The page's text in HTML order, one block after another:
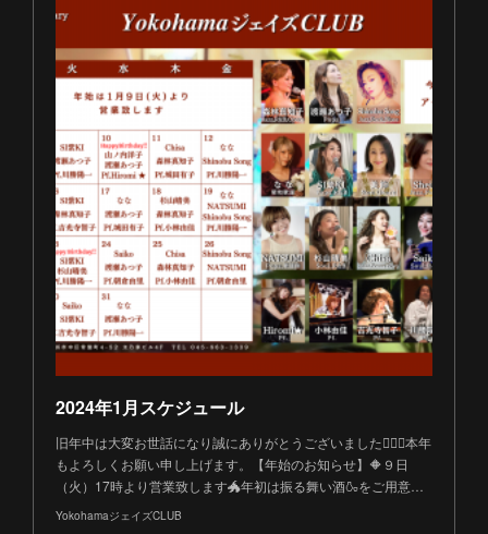
2024年1月スケジュール
旧年中は大変お世話になり誠にありがとうございました🙇🏻‍♀️本年
もよろしくお願い申し上げます。【年始のお知らせ】🔶９日
（火）17時より営業致します🐲年初は振る舞い酒🍶をご用意…
YokohamaジェイズCLUB